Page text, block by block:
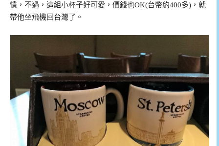
慣，不過，這組小杯子好可愛，價錢也OK(台幣約400多)，就
帶他坐飛機回台灣了。